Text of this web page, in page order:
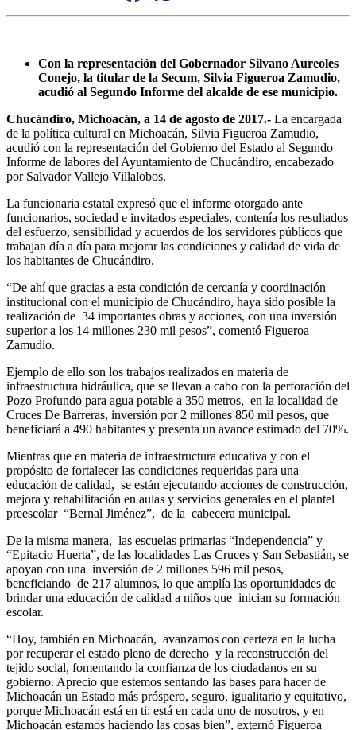
Con la representación del Gobernador Silvano Aureoles
Conejo, la titular de la Secum, Silvia Figueroa Zamudio,
acudió al Segundo Informe del alcalde de ese municipio.
Chucándiro, Michoacán, a 14 de agosto de 2017.- La encargada
de la política cultural en Michoacán, Silvia Figueroa Zamudio,
acudió con la representación del Gobierno del Estado al Segundo
Informe de labores del Ayuntamiento de Chucándiro, encabezado
por Salvador Vallejo Villalobos.
La funcionaria estatal expresó que el informe otorgado ante
funcionarios, sociedad e invitados especiales, contenía los resultados
del esfuerzo, sensibilidad y acuerdos de los servidores públicos que
trabajan día a día para mejorar las condiciones y calidad de vida de
los habitantes de Chucándiro.
“De ahí que gracias a esta condición de cercanía y coordinación
institucional con el municipio de Chucándiro, haya sido posible la
realización de 34 importantes obras y acciones, con una inversión
superior a los 14 millones 230 mil pesos”, comentó Figueroa
Zamudio.
Ejemplo de ello son los trabajos realizados en materia de
infraestructura hidráulica, que se llevan a cabo con la perforación del
Pozo Profundo para agua potable a 350 metros, en la localidad de
Cruces De Barreras, inversión por 2 millones 850 mil pesos, que
beneficiará a 490 habitantes y presenta un avance estimado del 70%.
Mientras que en materia de infraestructura educativa y con el
propósito de fortalecer las condiciones requeridas para una
educación de calidad, se están ejecutando acciones de construcción,
mejora y rehabilitación en aulas y servicios generales en el plantel
preescolar “Bernal Jiménez”, de la cabecera municipal.
De la misma manera, las escuelas primarias “Independencia” y
“Epitacio Huerta”, de las localidades Las Cruces y San Sebastián, se
apoyan con una inversión de 2 millones 596 mil pesos,
beneficiando de 217 alumnos, lo que amplía las oportunidades de
brindar una educación de calidad a niños que inician su formación
escolar.
“Hoy, también en Michoacán, avanzamos con certeza en la lucha
por recuperar el estado pleno de derecho y la reconstrucción del
tejido social, fomentando la confianza de los ciudadanos en su
gobierno. Aprecio que estemos sentando las bases para hacer de
Michoacán un Estado más próspero, seguro, igualitario y equitativo,
porque Michoacán está en ti; está en cada uno de nosotros, y en
Michoacán estamos haciendo las cosas bien”, externó Figueroa